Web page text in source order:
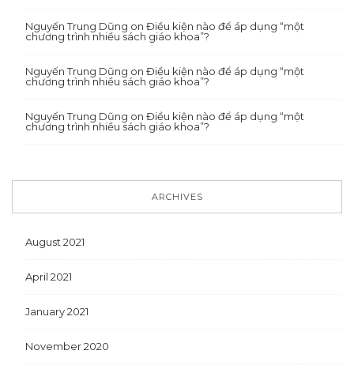
Nguyến Trung Dũng onĐiều kiện nào để áp dụng “một
chương trình nhiều sách giáo khoa”?
Nguyến Trung Dũng onĐiều kiện nào để áp dụng “một
chương trình nhiều sách giáo khoa”?
Nguyến Trung Dũng onĐiều kiện nào để áp dụng “một
chương trình nhiều sách giáo khoa”?
ARCHIVES
August 2021
April 2021
January 2021
November 2020